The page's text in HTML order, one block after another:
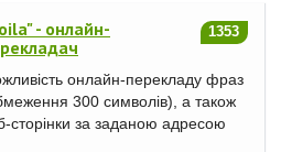
1353
- онлайн-
онлайн-перекладу фраз
300 символів), а також
сторінки за заданою адресою